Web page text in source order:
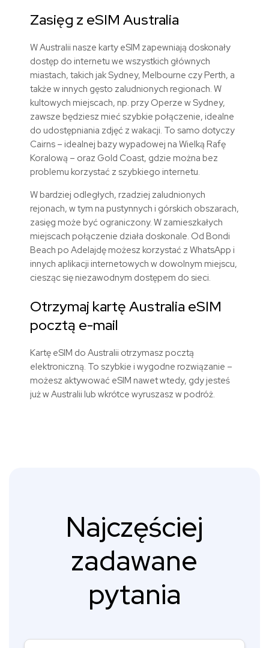
Zasięg z eSIM Australia
W Australii nasze karty eSIM zapewniają doskonały
dostęp do internetu we wszystkich głównych
miastach, takich jak Sydney, Melbourne czy Perth, a
także w innych gęsto zaludnionych regionach. W
kultowych miejscach, np. przy Operze w Sydney,
zawsze będziesz mieć szybkie połączenie, idealne
do udostępniania zdjęć z wakacji. To samo dotyczy
Cairns – idealnej bazy wypadowej na Wielką Rafę
Koralową – oraz Gold Coast, gdzie można bez
problemu korzystać z szybkiego internetu.
W bardziej odległych, rzadziej zaludnionych
rejonach, w tym na pustynnych i górskich obszarach,
zasięg może być ograniczony. W zamieszkałych
miejscach połączenie działa doskonale. Od Bondi
Beach po Adelajdę możesz korzystać z WhatsApp i
innych aplikacji internetowych w dowolnym miejscu,
ciesząc się niezawodnym dostępem do sieci.
Otrzymaj kartę Australia eSIM
pocztą e-mail
Kartę eSIM do Australii otrzymasz pocztą
elektroniczną. To szybkie i wygodne rozwiązanie –
możesz aktywować eSIM nawet wtedy, gdy jesteś
już w Australii lub wkrótce wyruszasz w podróż.
Najczęściej
zadawane
pytania